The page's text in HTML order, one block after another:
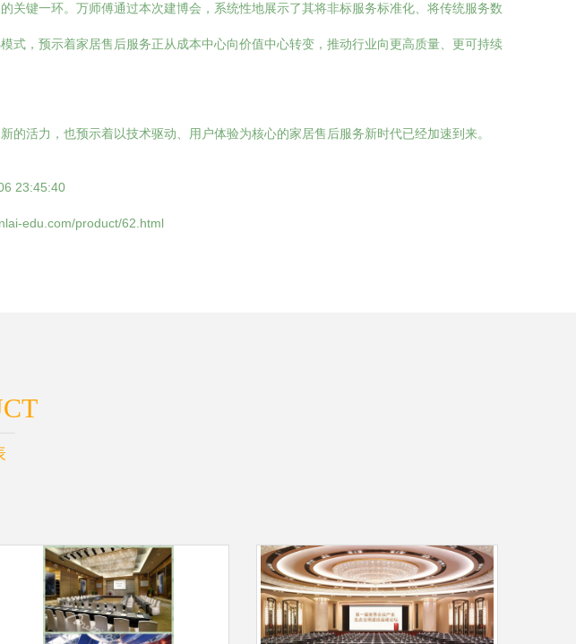
键一环。万师傅通过本次建博会，系统性地展示了其将非标服务标准化、将传统服务数
式，预示着家居售后服务正从成本中心向价值中心转变，推动行业向更高质量、更可持续
活力，也预示着以技术驱动、用户体验为核心的家居售后服务新时代已经加速到来。
23:45:40
edu.com/product/62.html